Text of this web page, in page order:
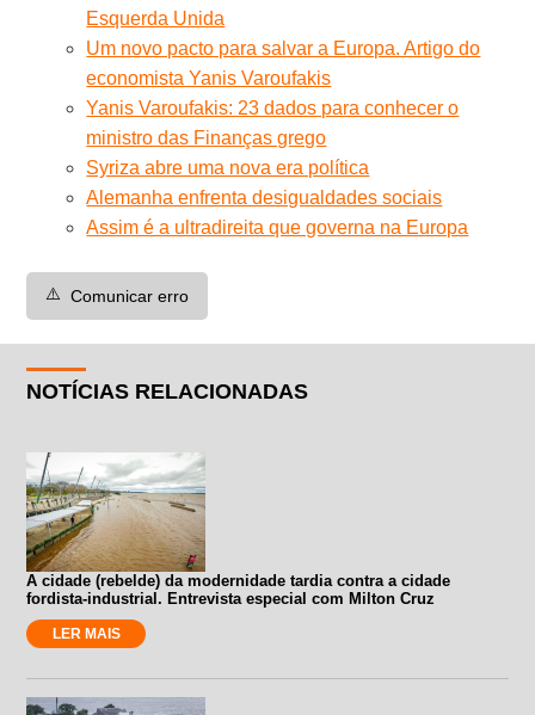
Esquerda Unida
Um novo pacto para salvar a Europa. Artigo do
economista Yanis Varoufakis
Yanis Varoufakis: 23 dados para conhecer o
ministro das Finanças grego
Syriza abre uma nova era política
Alemanha enfrenta desigualdades sociais
Assim é a ultradireita que governa na Europa
⚠️ Comunicar erro
NOTÍCIAS RELACIONADAS
A cidade (rebelde) da modernidade tardia contra a cidade
fordista-industrial. Entrevista especial com Milton Cruz
LER MAIS